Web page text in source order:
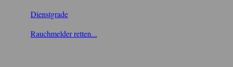
Dienstgrade
Rauchmelder retten...